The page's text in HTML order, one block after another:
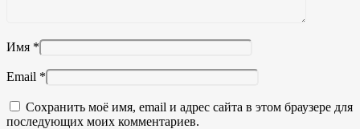
Имя *
Email *
Сохранить моё имя, email и адрес сайта в этом браузере для
последующих моих комментариев.